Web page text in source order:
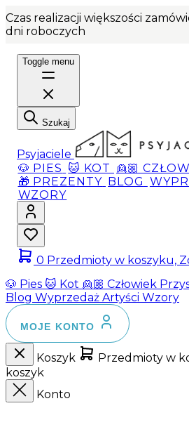
Czas realizacji większości
dni roboczych
Toggle menu
Szukaj
Psyjaciele
🐶 PIES 🐱 KOT 👱🏼
🎁 PREZENTY BLOG
WZORY
0 Przedmioty w koszyku,
🐶 Pies 🐱 Kot 👱🏼 Człowiek
Blog Wyprzedaż Artyści Wzory
MOJE KONTO
Koszyk
Przedmioty w
koszyk
Konto